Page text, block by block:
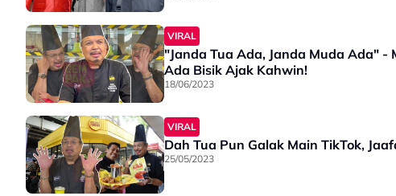
VIRAL
"Janda Tua Ada, Janda Muda Ada" -
Ada Bisik Ajak Kahwin!
18/06/2023
VIRAL
Dah Tua Pun Galak Main TikTok,
25/05/2023